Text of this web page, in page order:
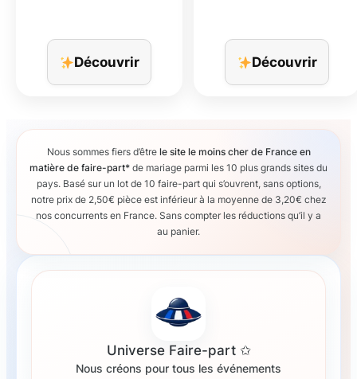
Découvrir Découvrir
Nous sommes fiers d’être le site le moins cher de France en
matière de faire-part* de mariage parmi les 10 plus grands sites du
pays. Basé sur un lot de 10 faire-part qui s’ouvrent, sans options,
notre prix de 2,50€ pièce est inférieur à la moyenne de 3,20€ chez
nos concurrents en France. Sans compter les réductions qu’il y a
au panier.
Universe Faire-part ✩
Nous créons pour tous les événements